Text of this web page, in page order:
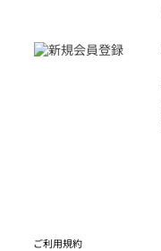
ご利用規約